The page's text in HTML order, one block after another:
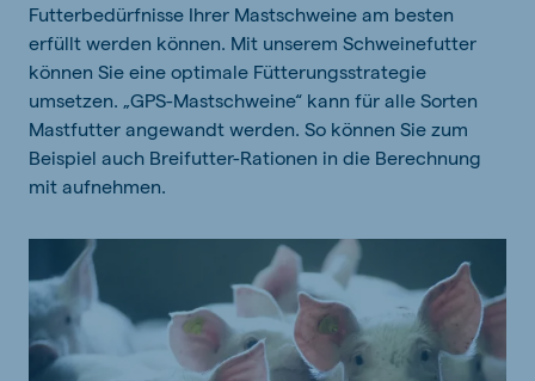
Futterbedürfnisse Ihrer Mastschweine am besten
erfüllt werden können. Mit unserem Schweinefutter
können Sie eine optimale Fütterungsstrategie
umsetzen. „GPS-Mastschweine“ kann für alle Sorten
Mastfutter angewandt werden. So können Sie zum
Beispiel auch Breifutter-Rationen in die Berechnung
mit aufnehmen.